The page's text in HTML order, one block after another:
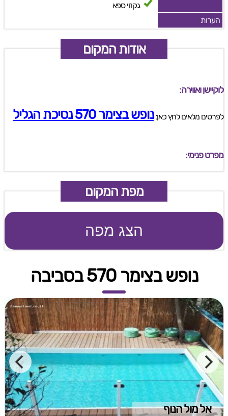
גקוזי ספא
הערות
אודות המקום
לוקיישן ואווירה:
לפרטים מלאים לחץ כאן:נופש בצימר 570 נסיכת הגליל
מפרט פנימי:
מפת המקום
הצג מפה
נופש בצימר 570 בסביבה
אל מול הנוף